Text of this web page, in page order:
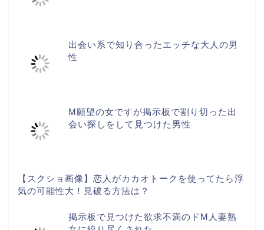
出会い系で知り合ったエッチな大人の男
性
M願望の女ですが掲示板で割り切った出
会い探しをして見つけた男性
【スクショ画像】恋人がカカオトークを使ってたら浮
気の可能性大！見破る方法は？
掲示板で見つけた欲求不満のドM人妻熟